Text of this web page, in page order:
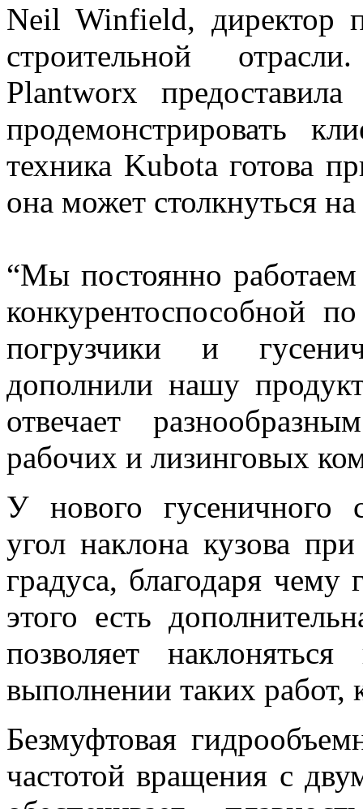
Neil Winfield, директор
строительной
Plantworx
продемонстрировать
техника Kubota готова
она может столкнуться
“Мы постоянно
конкурентоспособной
погрузчики и
дополнили нашу
отвечает
рабочих и лизинговых
У нового гусеничного
угол наклона кузова
градуса, благодаря
этого есть
позволяет
выполнении таких работ,
Безмуфтовая
частотой вращения с